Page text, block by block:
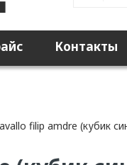
Контакты
filip amdre (кубик